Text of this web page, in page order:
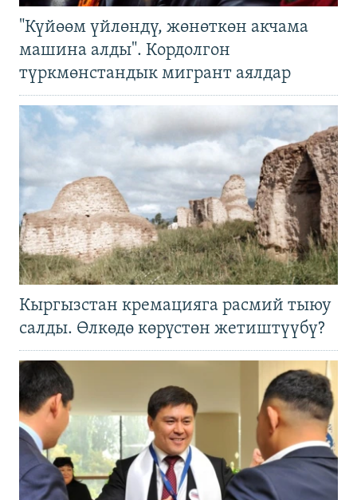
"Күйөөм үйлөндү, жөнөткөн акчама
машина алды". Кордолгон
түркмөнстандык мигрант аялдар
Кыргызстан кремацияга расмий тыюу
салды. Өлкөдө көрүстөн жетиштүүбү?